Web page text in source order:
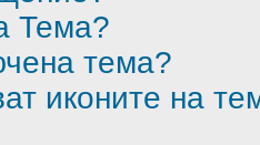
Тема?
тема?
иконите на